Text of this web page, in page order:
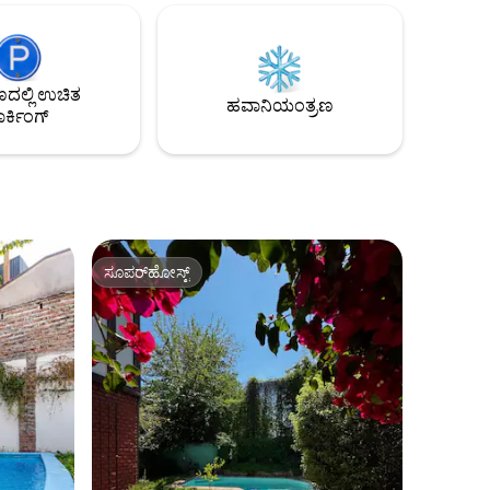
ಅಳವಡಿಸಲಾಗಿದೆ. ಆನಂದ ಅಥವಾ ಕೆಲಸದ
ಟ್ರಿಪ್‌ಗಳಿಗೆ ಸೂಕ್ತವಾಗಿದೆ. ಸ್ಯಾಂಟಿಯಾಗೊದಲ್ಲಿರುವ
ನಿಮ್ಮ ತಾತ್ಕಾಲಿಕ ಮನೆ ಎಲ್ಲವೂ ಸಿದ್ಧವಾಗಿ ನಿಮಗಾಗಿ
ಉಚಿತ
ಹವಾನಿಯಂತ್ರಣ
ಸೂಪರ್‌ಹೋಸ್ಟ್
ಸೂಪರ್‌ಹೋಸ್ಟ್